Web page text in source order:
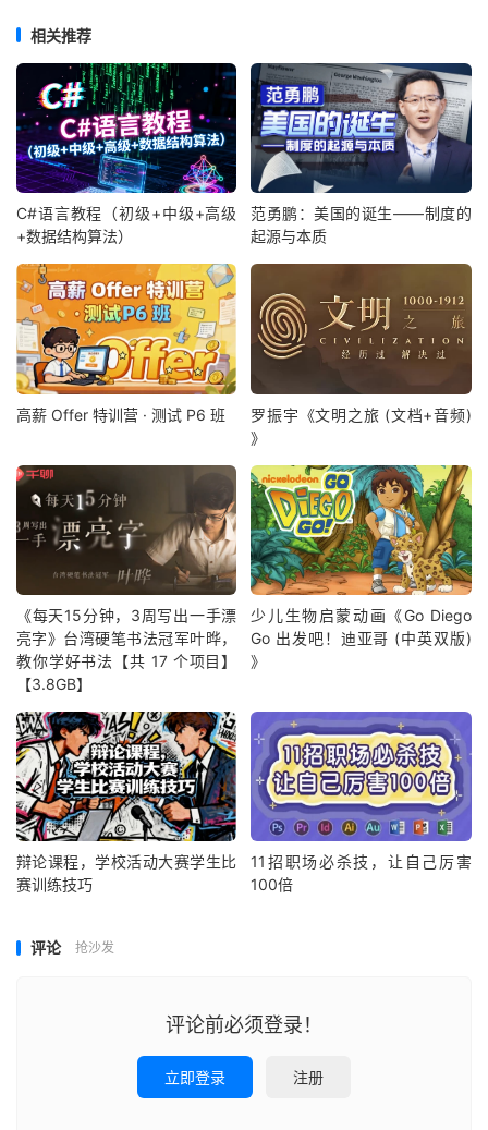
相关推荐
C#语言教程（初级+中级+高级
+数据结构算法）
范勇鹏：美国的诞生——制度的
起源与本质
高薪 Offer 特训营 · 测试 P6 班
罗振宇《文明之旅 (文档+音频)
》
《每天15分钟，3周写出一手漂
亮字》台湾硬笔书法冠军叶晔，
教你学好书法【共 17 个项目】
【3.8GB】
少儿生物启蒙动画《Go Diego
Go 出发吧！迪亚哥 (中英双版)
》
辩论课程，学校活动大赛学生比
赛训练技巧
11招职场必杀技，让自己厉害
100倍
评论 抢沙发
评论前必须登录！
立即登录 注册